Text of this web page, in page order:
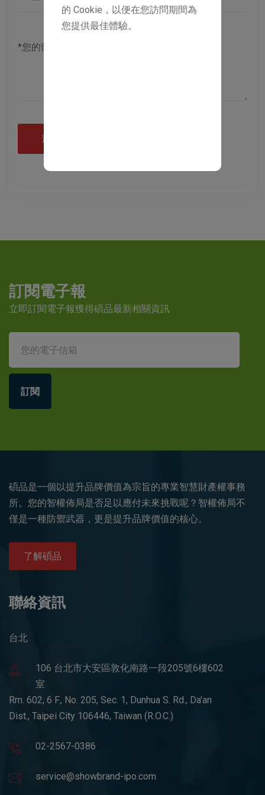
的 Cookie，以便在您訪問期間為
您提供最佳體驗。
送出諮詢
訂閱電子報
立即訂閱電子報獲得碩品最新相關資訊
訂閱
碩品是一個以提升品牌價值為宗旨的專業智慧財產權事務
所。您的智權佈局是否足以應付未來挑戰呢？智權佈局不
僅是一種防禦武器，更是提升品牌價值的核心。
了解碩品
聯絡資訊
台北
106 台北市大安區敦化南路一段205號6樓602
室
Rm. 602, 6 F., No. 205, Sec. 1, Dunhua S. Rd., Da'an
Dist., Taipei City 106446, Taiwan (R.O.C.)
02-2567-0386
service@showbrand-ipo.com